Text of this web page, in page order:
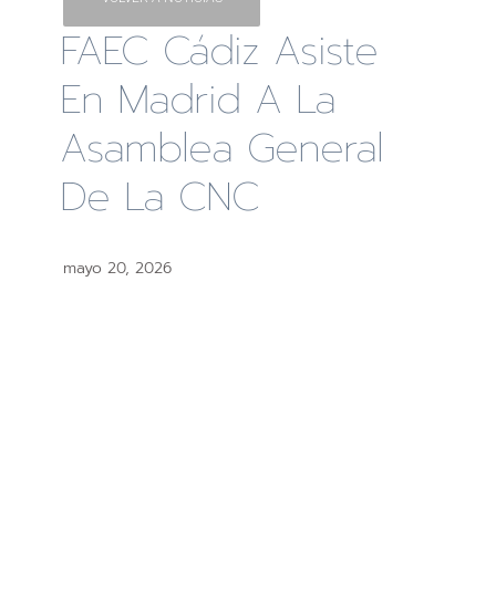
FAEC Cádiz Asiste
En Madrid A La
Asamblea General
De La CNC
mayo 20, 2026